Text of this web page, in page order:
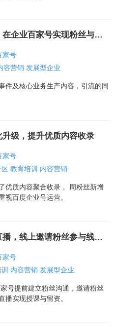
通过品宣与事件营销结合，在企业百家号实现粉丝与流量双增长
家号
容营销 发展型企业
件及核心业务生产内容，引流的同
级，提升优质内容收录
家号
区 教育培训 内容营销
优质内容聚合收录， 周粉丝新增
视百度企业号运营。
紧跟行业潮流，全面转型直播，线上邀请粉丝参与线下参展
家号
内容营销 发展型企业
号提前建立粉丝沟通，邀请粉丝
播实现授课与留资。